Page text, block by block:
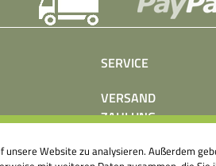
SERVICE
VERSAND
ZAHLUNG
PRESSE
Website zu analysieren. Außerdem